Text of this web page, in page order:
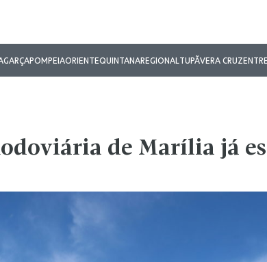
GARÇAPOMPEIAORIENTEQUINTANAREGIONALTUPÃVERA CRUZ
de Marília já